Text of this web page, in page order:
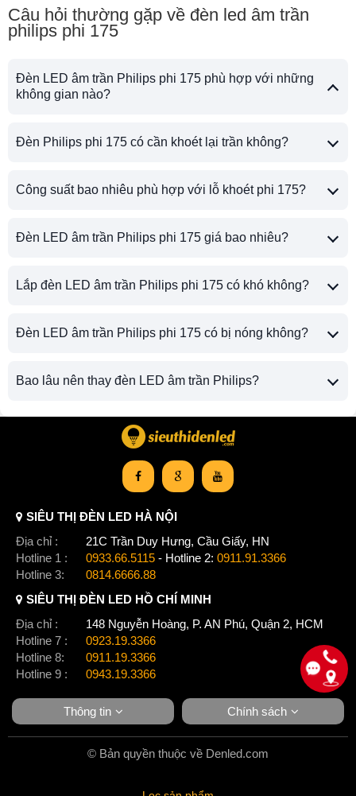
Câu hỏi thường gặp về đèn led âm trần
philips phi 175
Đèn LED âm trần Philips phi 175 phù hợp với những
không gian nào?
Đèn Philips phi 175 có cần khoét lại trần không?
Công suất bao nhiêu phù hợp với lỗ khoét phi 175?
Đèn LED âm trần Philips phi 175 giá bao nhiêu?
Lắp đèn LED âm trần Philips phi 175 có khó không?
Đèn LED âm trần Philips phi 175 có bị nóng không?
Bao lâu nên thay đèn LED âm trần Philips?
SIÊU THỊ ĐÈN LED HÀ NỘI
Địa chỉ :
21C Trần Duy Hưng, Cầu Giấy, HN
Hotline 1 :
0933.66.5115 - Hotline 2: 0911.91.3366
Hotline 3:
0814.6666.88
SIÊU THỊ ĐÈN LED HỒ CHÍ MINH
Địa chỉ :
148 Nguyễn Hoàng, P. AN Phú, Quận 2, HCM
Hotline 7 :
0923.19.3366
Hotline 8:
0911.19.3366
Hotline 9 :
0943.19.3366
Thông tin Chính sách
© Bản quyền thuộc về Denled.com